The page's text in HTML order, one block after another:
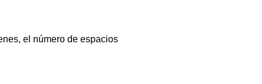
el número de espacios